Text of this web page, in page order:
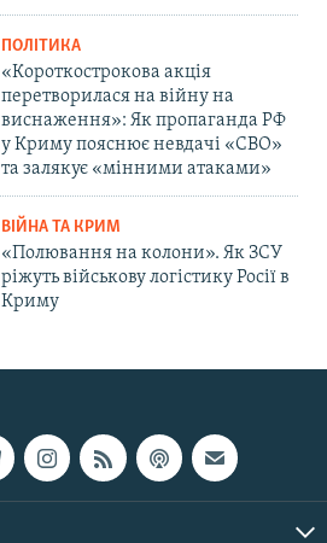
ПОЛІТИКА
«Короткострокова акція
перетворилася на війну на
виснаження»: Як пропаганда РФ
у Криму пояснює невдачі «СВО»
та залякує «мінними атаками»
ВІЙНА ТА КРИМ
«Полювання на колони». Як ЗСУ
ріжуть військову логістику Росії в
Криму